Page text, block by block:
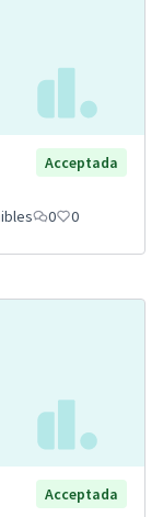
Acceptada
0 0
Acceptada